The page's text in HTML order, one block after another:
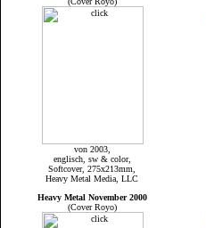
von 2003,
englisch, sw & color,
Softcover, 275x213mm,
Heavy Metal Media, LLC
Heavy Metal November 2000
(Cover Royo)